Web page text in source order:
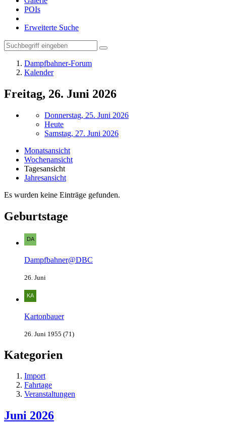
POIs
Erweiterte Suche
Dampfbahner-Forum
Kalender
Freitag, 26. Juni 2026
Donnerstag, 25. Juni 2026
Heute
Samstag, 27. Juni 2026
Monatsansicht
Wochenansicht
Tagesansicht
Jahresansicht
Es wurden keine Einträge gefunden.
Geburtstage
Dampfbahner@DBC
26. Juni
Kartonbauer
26. Juni 1955 (71)
Kategorien
Import
Fahrtage
Veranstaltungen
Juni 2026